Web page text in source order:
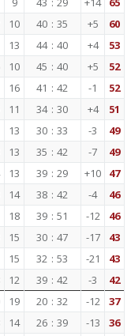
10 40 : 35 +5 60
13 44 : 40 +4 53
10 45 : 40 +5 52
16 41 : 42 -1 52
11 34 : 30 +4 51
13 30 : 33 -3 49
13 35 : 42 -7 49
13 39 : 29 +10 47
14 38 : 42 -4 46
18 39 : 51 -12 46
15 30 : 47 -17 43
15 32 : 53 -21 43
12 39 : 42 -3 42
19 20 : 32 -12 37
14 26 : 39 -13 36